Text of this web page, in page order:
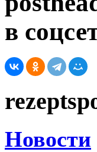
в
Новости